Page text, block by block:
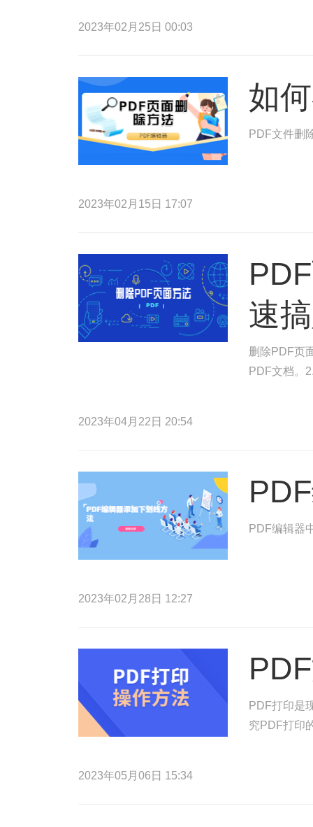
2023年02月25日 00:03
如
PDF文件删
2023年02月15日 17:07
速
删除PDF页
PDF文档。
2023年04月22日 20:54
PDF编辑器
2023年02月28日 12:27
PDF打印是
究PDF打印
2023年05月06日 15:34